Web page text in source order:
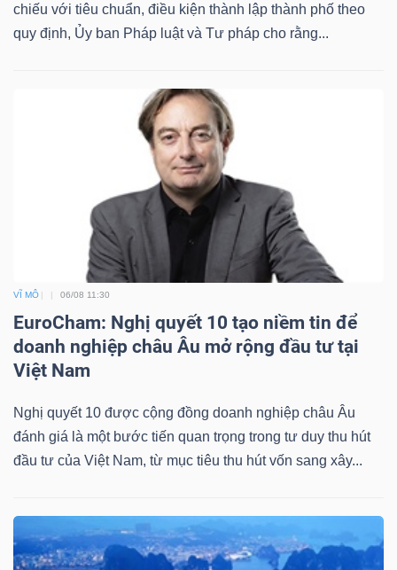
chiếu với tiêu chuẩn, điều kiện thành lập thành phố theo
quy định, Ủy ban Pháp luật và Tư pháp cho rằng...
VĨ MÔ 06/08 11:30
EuroCham: Nghị quyết 10 tạo niềm tin để
doanh nghiệp châu Âu mở rộng đầu tư tại
Việt Nam
Nghị quyết 10 được cộng đồng doanh nghiệp châu Âu
đánh giá là một bước tiến quan trọng trong tư duy thu hút
đầu tư của Việt Nam, từ mục tiêu thu hút vốn sang xây...